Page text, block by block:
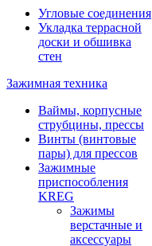
Угловые соединения
Укладка террасной
доски и обшивка
стен
Зажимная техника
Ваймы, корпусные
струбцины, прессы
Винты (винтовые
пары) для прессов
Зажимные
приспособления
KREG
Зажимы
верстачные и
аксессуары